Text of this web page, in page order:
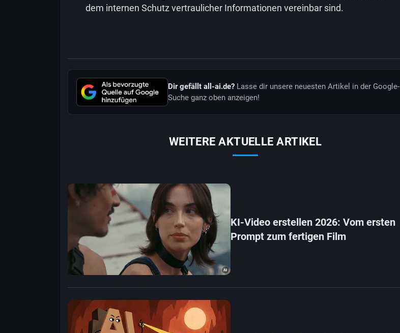
dem internen Schutz vertraulicher Informationen vereinbar sind.
Dir gefällt all-ai.de? Lasse dir unsere neuesten Artikel in der Google-
Suche ganz oben anzeigen!
WEITERE AKTUELLE ARTIKEL
KI-Video erstellen 2026: Vom ersten
Prompt zum fertigen Film